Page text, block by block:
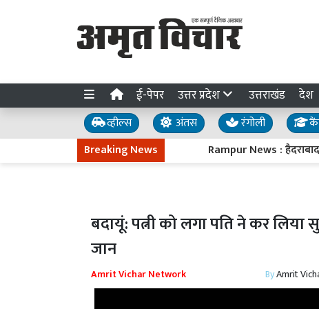
ई-पेपर उत्तर प्रदेश उत्तराखंड देश
व्हील्स अंतस रंगोली
Breaking News
Rampur News : हैदराबाद
बदायूं: पत्नी को लगा पति ने कर
जान
Amrit Vichar Network ByAmrit